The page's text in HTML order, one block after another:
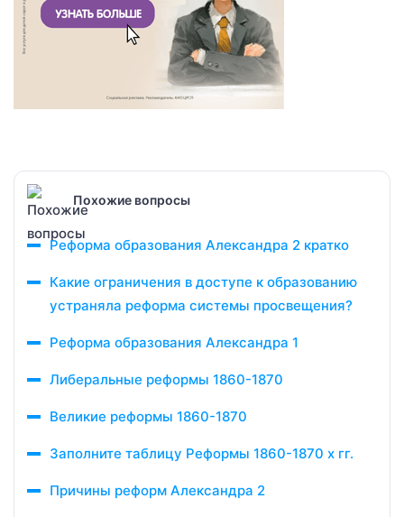
Похожие вопросы
Реформа образования Александра 2 кратко
Какие ограничения в доступе к образованию
устраняла реформа системы просвещения?
Реформа образования Александра 1
Либеральные реформы 1860-1870
Великие реформы 1860-1870
Заполните таблицу Реформы 1860-1870 х гг.
Причины реформ Александра 2